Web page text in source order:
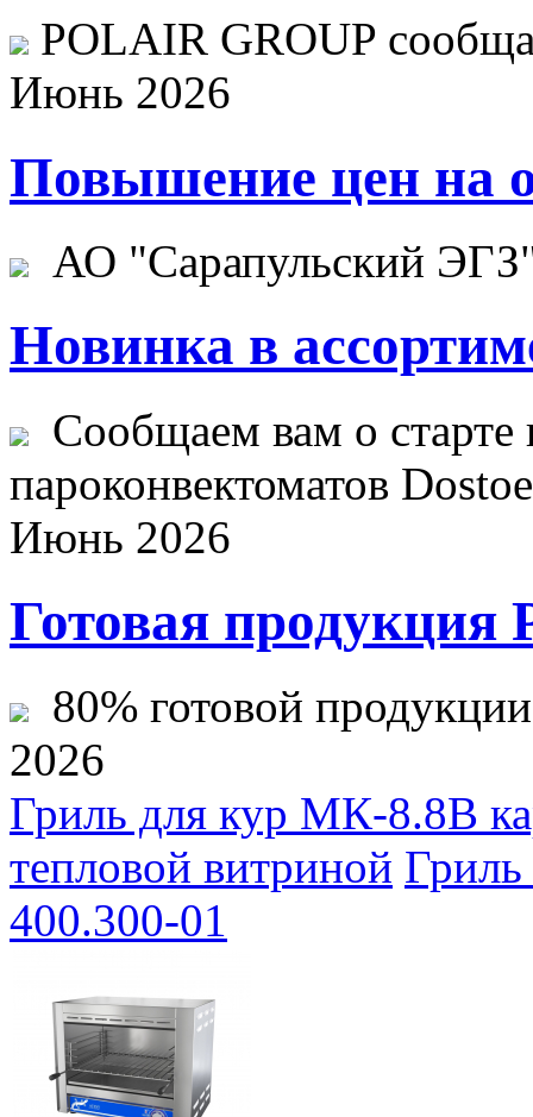
POLAIR GROUP
Июнь 2026
Повышение цен на
АО "Сарапульский
Новинка в
Сообщаем вам о старте
пароконвектоматов
Июнь 2026
Готовая продукция
80% готовой
2026
Гриль для кур МК-8.8В
тепловой витриной
400.300-01